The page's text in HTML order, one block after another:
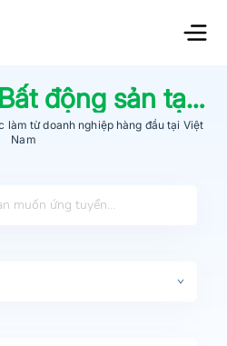
Bất động sản tại
làm từdoanh nghiệp hàng đầu tại Việt
Nam